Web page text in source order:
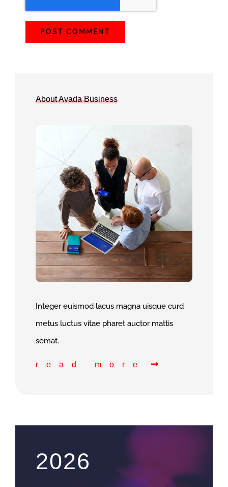
About Avada Business
Integer euismod lacus magna uisque curd
metus luctus vitae pharet auctor mattis
semat.
read more
2026